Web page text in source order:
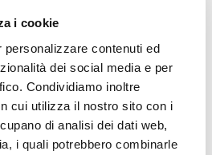
i cookie
contenuti ed
dei social media e per
Condividiamo inoltre
cui utilizza il nostro sito con i
di analisi dei dati web,
i quali potrebbero combinarle